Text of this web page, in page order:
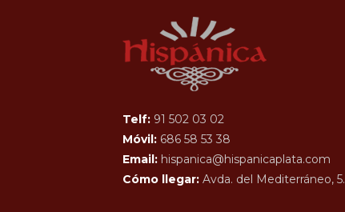
Telf: 91 502 03 02
Móvil: 686 58 53 38
Email: hispanica@hispanicaplata.com
Cómo llegar: Avda. del Mediterráneo, 5.